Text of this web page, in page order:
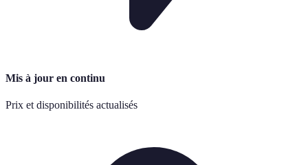
Mis à jour en continu
Prix et disponibilités actualisés